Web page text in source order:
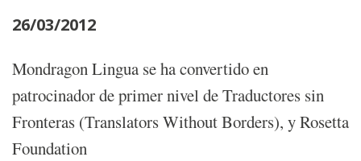
26/03/2012
Mondragon Lingua se ha convertido en
patrocinador de primer nivel de Traductores sin
Fronteras (Translators Without Borders), y Rosetta
Foundation